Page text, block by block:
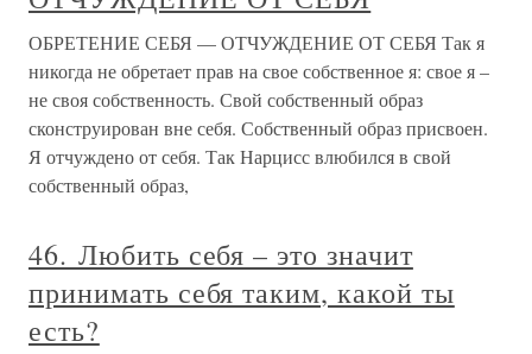
ОБРЕТЕНИЕ СЕБЯ — ОТЧУЖДЕНИЕ ОТ СЕБЯ Так я
никогда не обретает прав на свое собственное я: свое я –
не своя собственность. Свой собственный образ
сконструирован вне себя. Собственный образ присвоен.
Я отчуждено от себя. Так Нарцисс влюбился в свой
собственный образ,
46. Любить себя – это значит
принимать себя таким, какой ты
есть?